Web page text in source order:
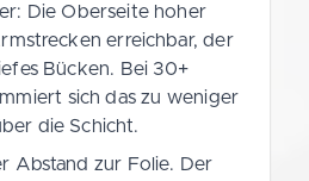
Die Oberseite hoher
erreichbar, der
Bücken. Bei 30+
sich das zu weniger
die Schicht.
Abstand zur Folie. Der